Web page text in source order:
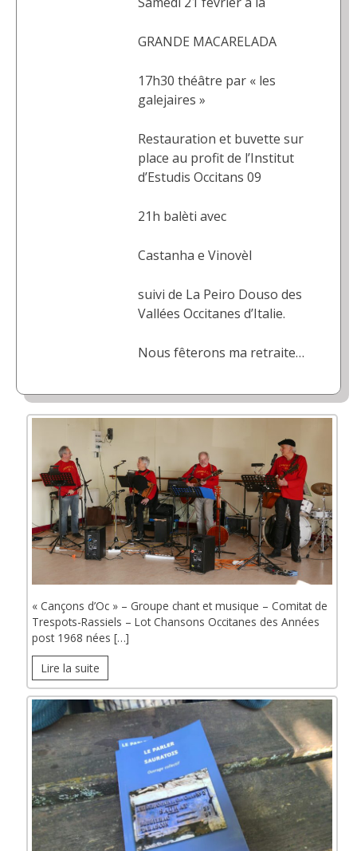
GRANDE MACARELADA
17h30 théâtre par « les
galejaires »
Restauration et buvette sur
place au profit de l’Institut
d’Estudis Occitans 09
21h balèti avec
Castanha e Vinovèl
suivi de La Peiro Douso des
Vallées Occitanes d’Italie.
Nous fêterons ma retraite…
« Cançons d’Oc » – Groupe chant et musique – Comitat de
Trespots-Rassiels – Lot Chansons Occitanes des Années
post 1968 nées […]
Lire la suite